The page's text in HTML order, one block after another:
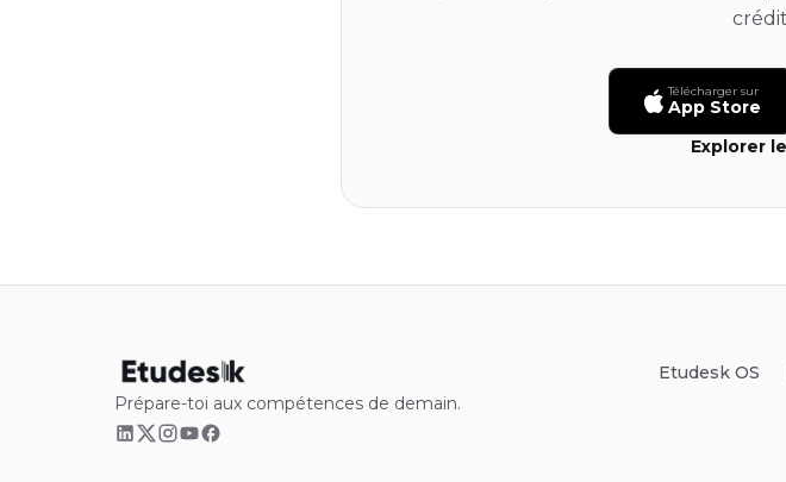
Télécharger sur
App Store
Explorer
Prépare-toi aux compétences de demain.
Etudesk OS